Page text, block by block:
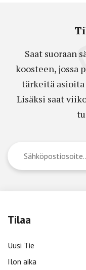
Saat suoraan
koosteen, jossa
tärkeitä asioita
Lisäksi saat
Tilaa
Uusi Tie
Ilon aika